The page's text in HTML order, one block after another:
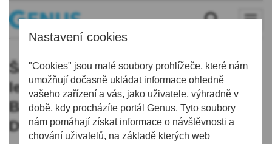
Nastavení cookies
"Cookies" jsou malé soubory prohlížeče, které nám
umožňují dočasně ukládat informace ohledně
vašeho zařízení a vás, jako uživatele, výhradně v
době, kdy procházíte portál Genus. Tyto soubory
nám pomáhají získat informace o návštěvnosti a
chování uživatelů, na základě kterých web
Šaldovo divadlo chystá pro svou
letní scénu Carminu Buranu a
Baladu o zbojníkovi. V Jítravském
Dvorci se hraje u koní